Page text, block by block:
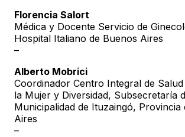
Florencia Salort
Médica y Docente Servicio de
Hospital Italiano de Buenos Aires
–
Alberto Mobrici
Coordinador Centro Integral de
la Mujer y Diversidad, Subsecretaría
Municipalidad de Ituzaingó, Provincia
Aires
–